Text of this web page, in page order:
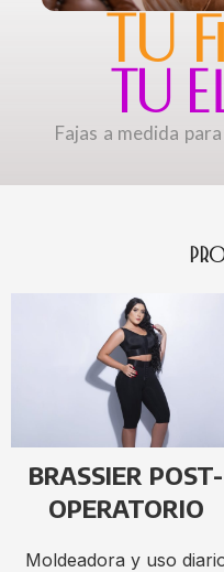
TU
TU
Fajas a medida
BRASSIER POST-
OPERATORIO
Moldeadora y uso